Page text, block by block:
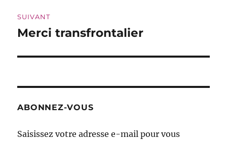
SUIVANT
Publication
Merci transfrontalier
ABONNEZ-VOUS
Saisissez votre adresse e-mail pour vous